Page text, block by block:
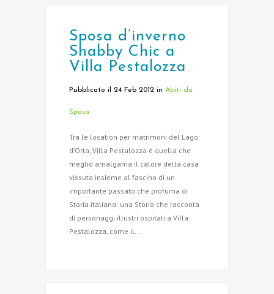
Sposa d’inverno
Shabby Chic a
Villa Pestalozza
Pubblicato il 24 Feb 2012 in Abiti da
Sposa
Tra le location per matrimoni del Lago
d’Orta, Villa Pestalozza è quella che
meglio amalgama il calore della casa
vissuta insieme al fascino di un
importante passato che profuma di
Storia italiana: una Storia che racconta
di personaggi illustri ospitati a Villa
Pestalozza, come il...